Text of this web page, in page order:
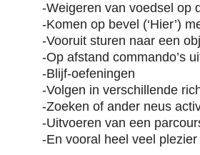
-Weigeren van voedsel op
-Komen op bevel (‘Hier’)
-Vooruit sturen naar een
-Op afstand commando’s
-Blijf-oefeningen
-Volgen in verschillende
-Zoeken of ander neus
-Uitvoeren van een
-En vooral heel veel plezier